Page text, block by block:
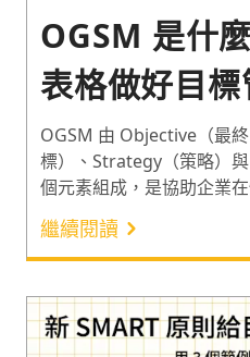
OGSM 是什
表格做好目
OGSM 由 Objective（最
標）、Strategy（策略）
個元素組成，是協助企業
發揮敏捷反應力的目標管
捷性是數位轉型的失敗原
流程和系統造成的¹。因此
和這項工具的應用範例。
麼寫，在生成式 AI 崛起的
的腳步吧！
繼續閱讀